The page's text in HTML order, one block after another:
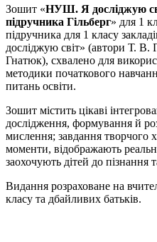
Зошит «НУШ. Я досліджую
підручника Гільберг» для 1
підручника для 1 класу
досліджую світ» (автори Т. В.
Гнатюк), схвалено для
методики початкового
питань освіти.
Зошит містить цікаві
дослідження, формування й
мислення; завдання творчого
моменти, відображають
заохочують дітей до пізнання
Видання розраховане на
класу та дбайливих батьків.